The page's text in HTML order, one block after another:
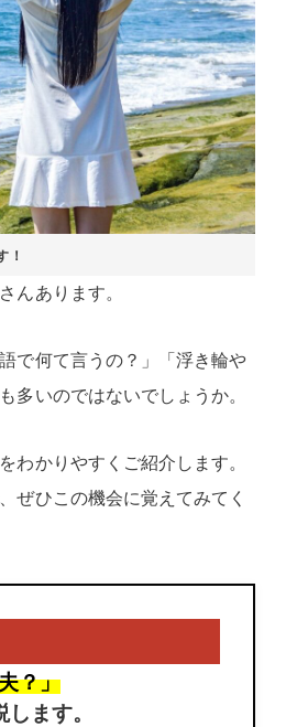
！
んあります。
で何て言うの？」「浮き輪や
多いのではないでしょうか。
わかりやすくご紹介します。
ぜひこの機会に覚えてみてく
？」
ます。